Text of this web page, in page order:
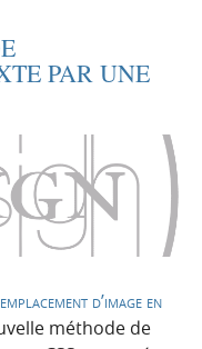
PAR UNE
d’image en
méthode de